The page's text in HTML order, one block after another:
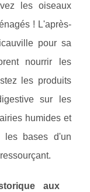
les oiseaux
! L'après-
pour sa
nourrir les
les produits
sur les
humides et
les bases d'un
aux